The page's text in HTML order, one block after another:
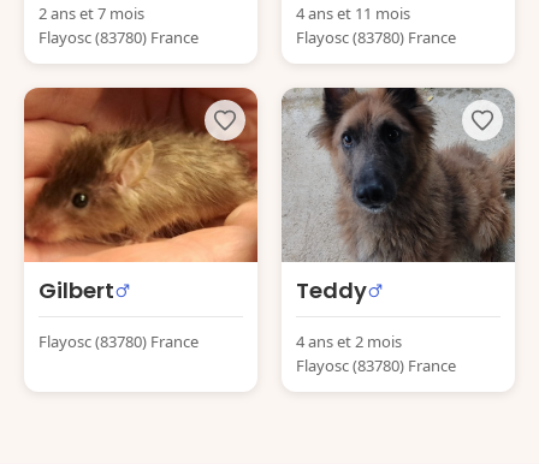
2 ans et 7 mois
Flayosc (83780) France
4 ans et 11 mois
Flayosc (83780) France
Gilbert
Flayosc (83780) France
Teddy
4 ans et 2 mois
Flayosc (83780) France